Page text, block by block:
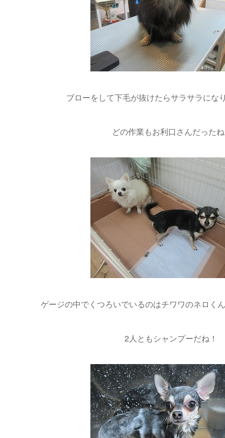
ブローをして下毛が抜けたらサラサラにな
どの作業もお利口さんだった
ゲージの中でくつろいでいるのはチワワのネロく
2人ともシャンプーだね！